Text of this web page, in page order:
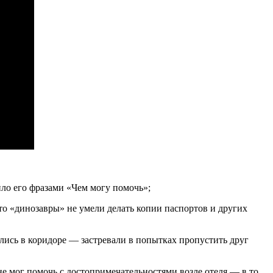
его фразами «Чем могу помочь»;
«динозавры» не умели делать копии паспортов и других
в коридоре — застревали в попытках пропустить друг